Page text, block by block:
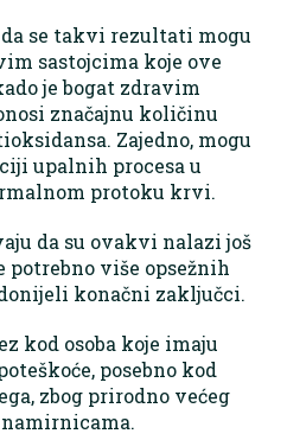
se takvi rezultati mogu
sastojcima koje ove
je bogat zdravim
značajnu količinu
Zajedno, mogu
upalnih procesa u
protoku krvi.
da su ovakvi nalazi još
više opsežnih
konačni zaključci.
kod osoba koje imaju
posebno kod
zbog prirodno većeg